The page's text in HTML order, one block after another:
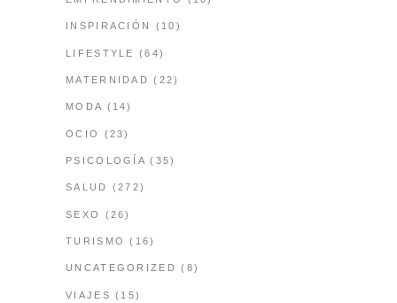
INSPIRACIÓN (10)
LIFESTYLE (64)
MATERNIDAD (22)
MODA (14)
OCIO (23)
PSICOLOGÍA (35)
SALUD (272)
SEXO (26)
TURISMO (16)
UNCATEGORIZED (8)
VIAJES (15)